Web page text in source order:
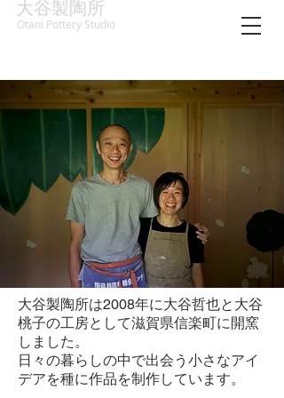
大谷製陶所
Otani Pottery Studio
大谷製陶所は2008年に大谷哲也と大谷
桃子の工房として滋賀県信楽町に開窯
しました。
日々の暮らしの中で出会う小さなアイ
デアを種に作品を制作しています。